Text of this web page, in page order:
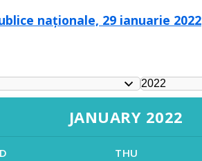
naționale, 29 ianuarie 2022
JANUARY 2022
THU